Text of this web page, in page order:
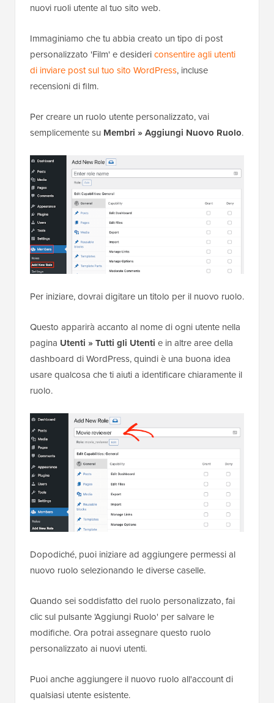
nuovi ruoli utente al tuo sito web.
Immaginiamo che tu abbia creato un tipo di post
personalizzato 'Film' e desidericonsentire agli utenti
di inviare post sul tuo sito WordPress, incluse
recensioni di film.
Per creare un ruolo utente personalizzato, vai
semplicemente su Membri » Aggiungi Nuovo Ruolo.
Per iniziare, dovrai digitare un titolo per il nuovo ruolo.
Questo apparirà accanto al nome di ogni utente nella
pagina Utenti »Tutti gli Utenti e in altre aree della
dashboard di WordPress, quindi è una buona idea
usare qualcosa che ti aiuti a identificare chiaramente il
ruolo.
Dopodiché, puoi iniziare ad aggiungere permessi al
nuovo ruolo selezionando le diverse caselle.
Quando sei soddisfatto del ruolo personalizzato, fai
clic sul pulsante 'Aggiungi Ruolo' per salvare le
modifiche. Ora potrai assegnare questo ruolo
personalizzato ai nuovi utenti.
Puoi anche aggiungere il nuovo ruolo all'account di
qualsiasi utente esistente.